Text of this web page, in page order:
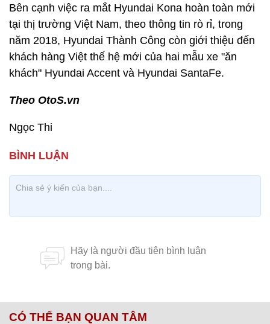
Bên cạnh việc ra mắt Hyundai Kona hoàn toàn mới
tại thị trường Việt Nam, theo thông tin rò rỉ, trong
năm 2018, Hyundai Thành Công còn giới thiệu đến
khách hàng Việt thế hệ mới của hai mẫu xe "ăn
khách" Hyundai Accent và Hyundai SantaFe.
Theo OtoS.vn
Ngọc Thi
CÓ THỂ BẠN QUAN TÂM